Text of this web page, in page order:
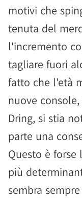
motivi che
tenuta del
l'incremento
tagliare fuori
fatto che l'età
nuove
Dring, si stia
parte una
Questo è
più
sembra